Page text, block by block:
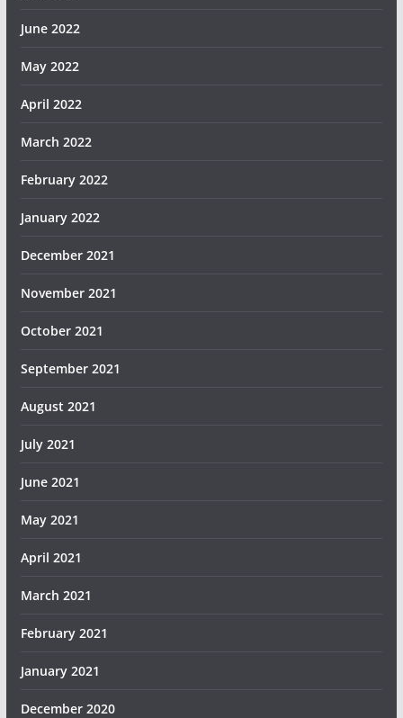
June 2022
May 2022
April 2022
March 2022
February 2022
January 2022
December 2021
November 2021
October 2021
September 2021
August 2021
July 2021
June 2021
May 2021
April 2021
March 2021
February 2021
January 2021
December 2020